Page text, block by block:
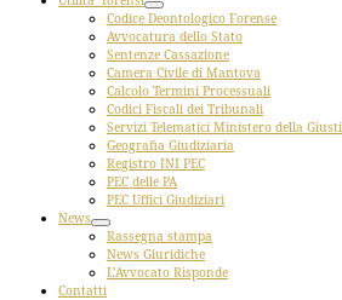
Codice Deontologico Forense
Avvocatura dello Stato
Sentenze Cassazione
Camera Civile di Mantova
Calcolo Termini Processuali
Codici Fiscali dei Tribunali
Servizi Telematici Ministero della
Geografia Giudiziaria
Registro INI PEC
PEC delle PA
PEC Uffici Giudiziari
News
Rassegna stampa
News Giuridiche
L’Avvocato Risponde
Contatti